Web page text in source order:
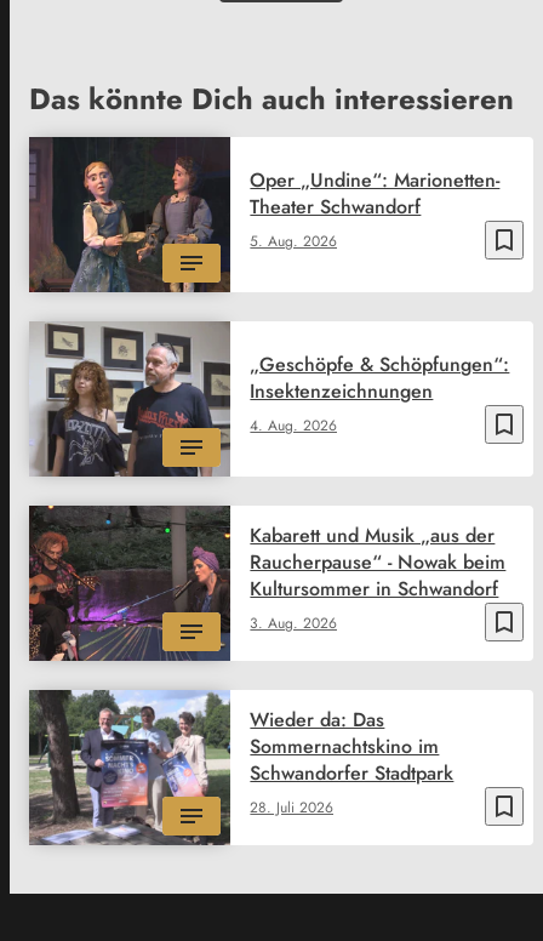
Das könnte Dich auch interessieren
bookmark_border
5. Aug. 2026
Oper „Undine“: Marionetten-
Theater Schwandorf
bookmark_border
4. Aug. 2026
„Geschöpfe & Schöpfungen“:
Insektenzeichnungen
bookmark_border
3. Aug. 2026
Kabarett und Musik „aus der
Raucherpause“ - Nowak beim
Kultursommer in Schwandorf
bookmark_border
28. Juli 2026
Wieder da: Das
Sommernachtskino im
Schwandorfer Stadtpark